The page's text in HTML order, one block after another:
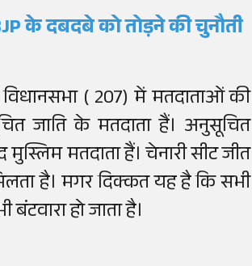
के दबदबे को तोड़ने की चुनौती
( 207) में मतदाताओं की
जाति के मतदाता हैं। अनुसूचित
मतदाता हैं। चेनारी सीट जीत
है। मगर दिक्कत यह है कि सभी
हो जाता है।